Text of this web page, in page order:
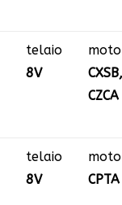
telaio
8V
CXSB,
CZCA
telaio
8V
CPTA